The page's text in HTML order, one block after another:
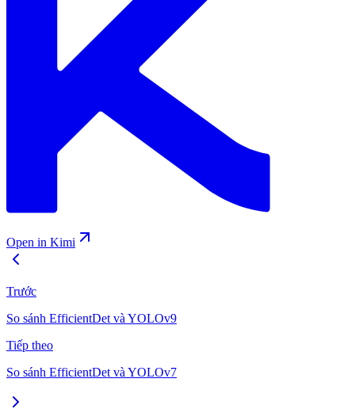
Open in Kimi
Trước
So sánh EfficientDet và YOLOv9
Tiếp theo
So sánh EfficientDet và YOLOv7